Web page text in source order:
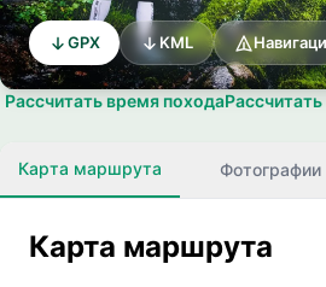
GPX KML
Рассчитать время похода
Карта маршрута Фотографии
Карта маршрута